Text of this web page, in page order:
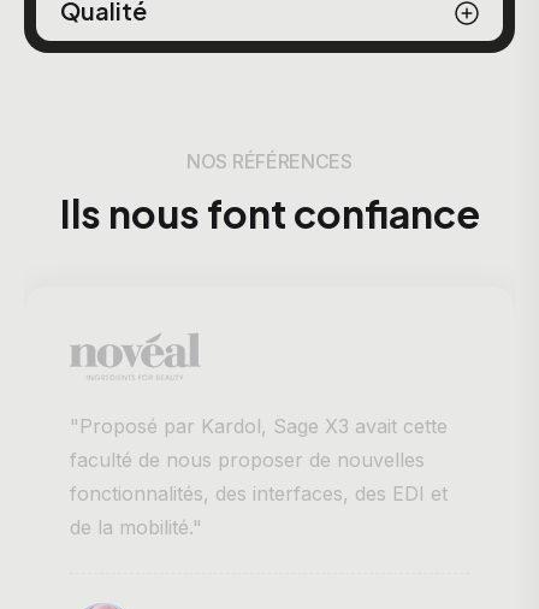
Qualité
NOS RÉFÉRENCES
Ils nous font confiance
"Proposé par Kardol, Sage X3 avait cette
faculté de nous proposer de nouvelles
fonctionnalités, des interfaces, des EDI et
de la mobilité."